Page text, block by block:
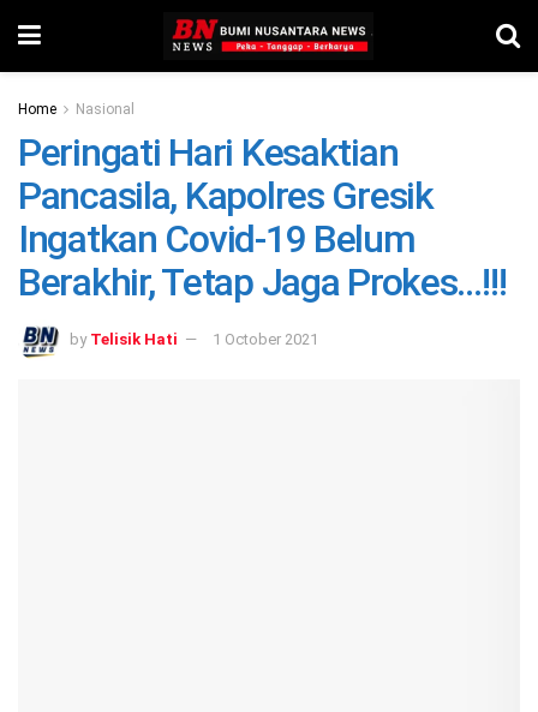
Home Nasional
Peringati Hari Kesaktian
Pancasila, Kapolres Gresik
Ingatkan Covid-19 Belum
Berakhir, Tetap Jaga Prokes…!!!
by Telisik Hati 1 October 2021